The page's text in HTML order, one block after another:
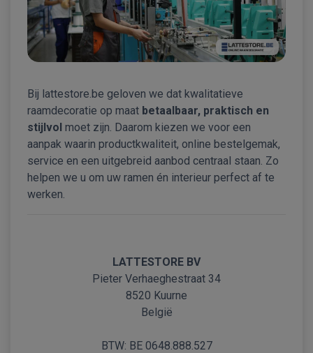
Bij lattestore.be geloven we dat kwalitatieve
raamdecoratie op maat betaalbaar, praktisch en
stijlvol moet zijn. Daarom kiezen we voor een
aanpak waarin productkwaliteit, online bestelgemak,
service en een uitgebreid aanbod centraal staan. Zo
helpen we u om uw ramen én interieur perfect af te
werken.
LATTESTORE BV
Pieter Verhaeghestraat 34
8520 Kuurne
België
BTW: BE 0648.888.527